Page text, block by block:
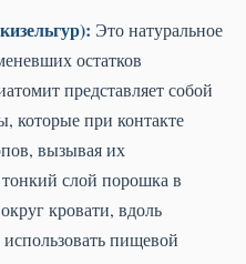
Это натуральное
остатков
представляет собой
которые при контакте
вызывая их
слой порошка в
кровати, вдоль
пищевой